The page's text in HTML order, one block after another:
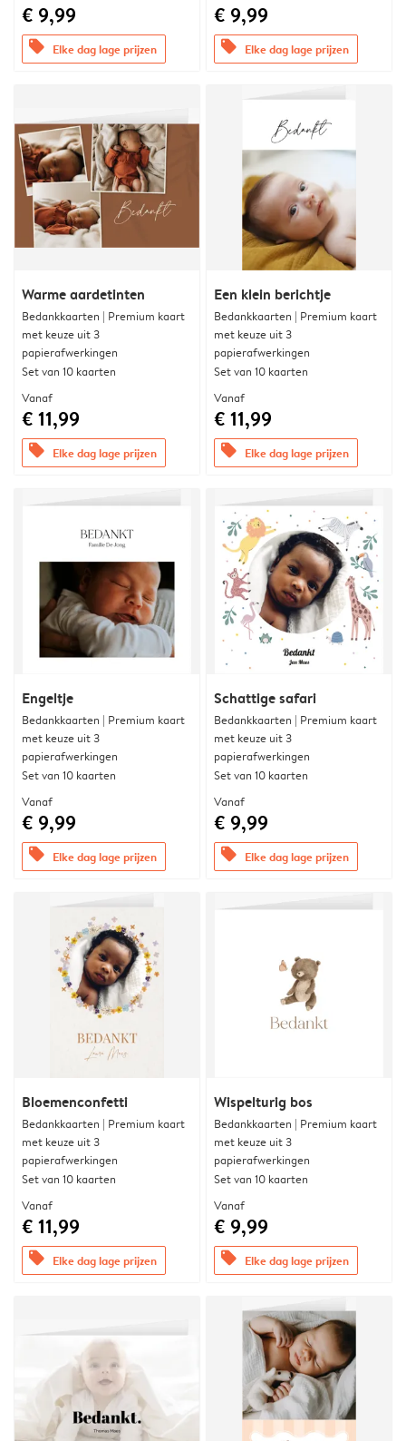
€ 9,99
offers Elke dag lage prijzen
€ 9,99
offers Elke dag lage prijzen
Warme aardetinten
Bedankkaarten | Premium kaart
met keuze uit 3
papierafwerkingen
Set van 10 kaarten
Vanaf
€ 11,99
offers Elke dag lage prijzen
Een klein berichtje
Bedankkaarten | Premium kaart
met keuze uit 3
papierafwerkingen
Set van 10 kaarten
Vanaf
€ 11,99
offers Elke dag lage prijzen
Engeltje
Bedankkaarten | Premium kaart
met keuze uit 3
papierafwerkingen
Set van 10 kaarten
Vanaf
€ 9,99
offers Elke dag lage prijzen
Schattige safari
Bedankkaarten | Premium kaart
met keuze uit 3
papierafwerkingen
Set van 10 kaarten
Vanaf
€ 9,99
offers Elke dag lage prijzen
Bloemenconfetti
Bedankkaarten | Premium kaart
met keuze uit 3
papierafwerkingen
Set van 10 kaarten
Vanaf
€ 11,99
offers Elke dag lage prijzen
Wispelturig bos
Bedankkaarten | Premium kaart
met keuze uit 3
papierafwerkingen
Set van 10 kaarten
Vanaf
€ 9,99
offers Elke dag lage prijzen